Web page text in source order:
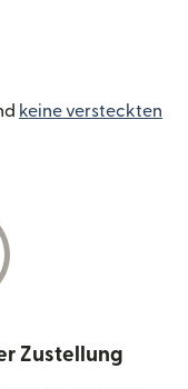
keine versteckten
Zustellung